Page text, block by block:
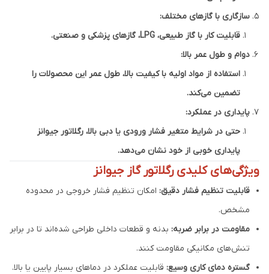
سازگاری با گازهای مختلف:
قابلیت کار با گاز طبیعی، LPG، گازهای پزشکی و صنعتی.
دوام و طول عمر بالا:
استفاده از مواد اولیه با کیفیت بالا، طول عمر این محصولات را
تضمین می‌کند.
پایداری در عملکرد:
حتی در شرایط متغیر فشار ورودی یا دبی بالا، رگلاتور جیوانز
پایداری خوبی از خود نشان می‌دهد.
ویژگی‌های کلیدی رگلاتور گاز جیوانز
قابلیت تنظیم فشار دقیق: امکان تنظیم فشار خروجی در محدوده
مشخص.
مقاومت در برابر ضربه: بدنه و قطعات داخلی طراحی شده‌اند تا در برابر
تنش‌های مکانیکی مقاومت کنند.
گستره دمای کاری وسیع: قابلیت عملکرد در دماهای بسیار پایین یا بالا.